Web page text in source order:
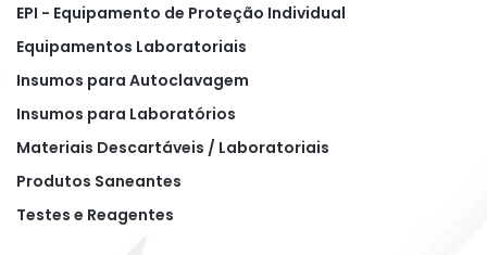
EPI - Equipamento de Proteção Individual
Equipamentos Laboratoriais
Insumos para Autoclavagem
Insumos para Laboratórios
Materiais Descartáveis / Laboratoriais
Produtos Saneantes
Testes e Reagentes